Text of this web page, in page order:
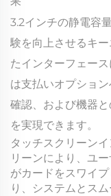
3.2インチの静電容
験を向上させるキ
たインターフェー
は支払いオプショ
確認、および機器
を実現できます。
タッチスクリーン
リーンにより、ユ
がカードをスワイ
り、システムとス